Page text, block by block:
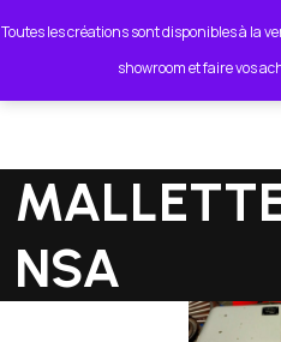
Toutes les créations sont disponibles à la
showroom et faire vos
NSA